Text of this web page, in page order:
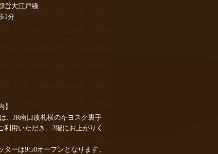
営大江戸線
1分
】
、JR南口改札横のキヨスク裏手
利用いただき、2階にお上がりく
ーは9:50オープンとなります。